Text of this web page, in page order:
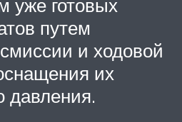
уже готовых
путем
и ходовой
их
давления.